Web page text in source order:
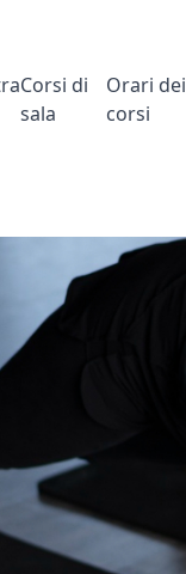
Corsi di
sala
Orari dei
corsi